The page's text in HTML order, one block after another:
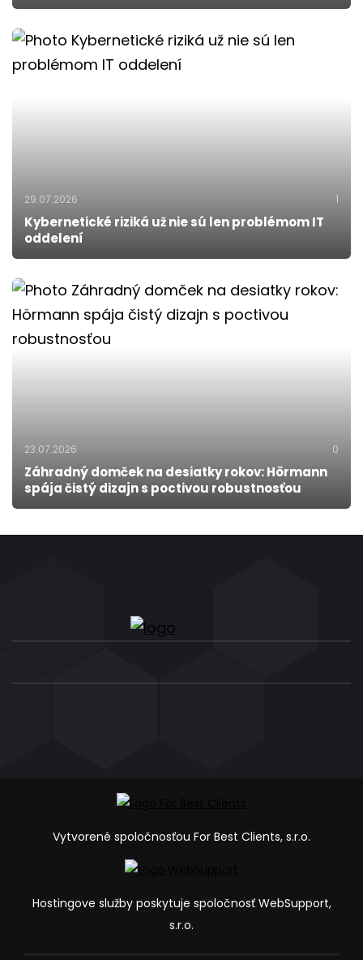
29.07.2026 1
Kybernetické riziká už nie sú len problémom IT
oddelení
23.07.2026 0
Záhradný domček na desiatky rokov: Hörmann
spája čistý dizajn s poctivou robustnosťou
Vytvorené spoločnosťou For Best Clients, s.r.o.
Hostingove služby poskytuje spoločnosť WebSupport,
s.r.o.